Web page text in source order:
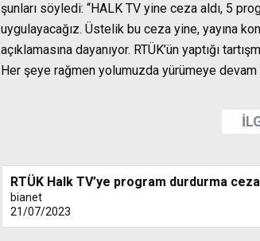
şunları söyledi: “HALK TV yine ceza aldı, 5
uygulayacağız. Üstelik bu ceza yine, yayına
açıklamasına dayanıyor. RTÜK’ün yaptığı
Her şeye rağmen yolumuzda yürümeye
RTÜK Halk TV’ye program durdurma
bianet
21/07/2023